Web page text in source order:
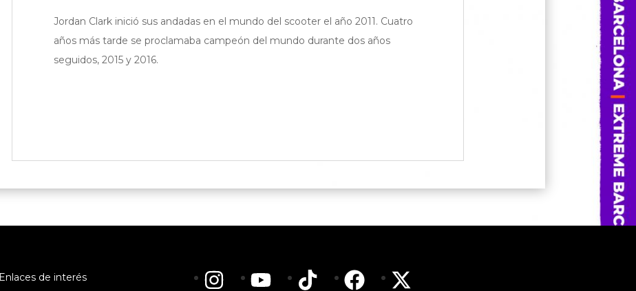
Jordan Clark inició sus andadas en el mundo del scooter el año 2011. Cuatro
años más tarde se proclamaba campeón del mundo durante dos años
seguidos, 2015 y 2016.
Enlaces de interés